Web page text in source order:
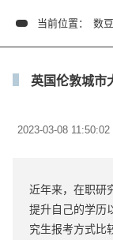
当前位置： 数
英国伦敦城市
2023-03-08 11:50:02
近年来，在职研
提升自己的学历
究生报考方式比